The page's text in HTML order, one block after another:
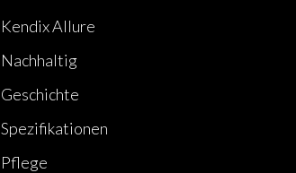
Kendix Allure
Nachhaltig
Geschichte
Spezifikationen
Pflege